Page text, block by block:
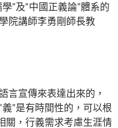
”及“中國正義論”體系的
院講師李勇剛師長教
言宣傳來表達出來的，
”是有時間性的，可以根
關，行義需求考慮生涯情